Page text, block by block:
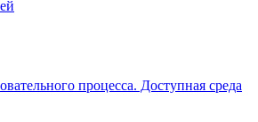
процесса. Доступная среда